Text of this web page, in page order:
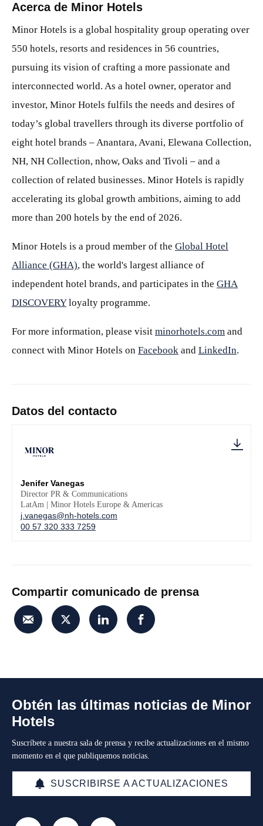
Acerca de Minor Hotels
Minor Hotels is a global hospitality group operating over
550 hotels, resorts and residences in 56 countries,
pursuing its vision of crafting a more passionate and
interconnected world. As a hotel owner, operator and
investor, Minor Hotels fulfils the needs and desires of
today’s global travellers through its diverse portfolio of
eight hotel brands – Anantara, Avani, Elewana Collection,
NH, NH Collection, nhow, Oaks and Tivoli – and a
collection of related businesses. Minor Hotels is rapidly
accelerating its global growth ambitions, aiming to add
more than 200 hotels by the end of 2026.
Minor Hotels is a proud member of the Global Hotel
Alliance (GHA), the world's largest alliance of
independent hotel brands, and participates in the GHA
DISCOVERYloyalty programme.
For more information, please visit minorhotels.com and
connect with Minor Hotels on Facebook and LinkedIn.
Datos del contacto
Jenifer Vanegas
Director PR & Communications
LatAm | Minor Hotels Europe & Americas
j.vanegas@nh-hotels.com
00 57 320 333 7259
Compartir comunicado de prensa
Obtén las últimas noticias de Minor
Hotels
Suscríbete a nuestra sala de prensa y recibe actualizaciones en el mismo
momento en el que publiquemos noticias.
SUSCRIBIRSE A ACTUALIZACIONES